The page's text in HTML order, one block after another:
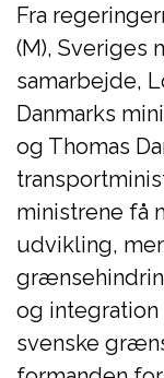
Fra
(M), Sveriges
samarbejde,
Danmarks
og Thomas
ministrene få
udvikling,
og
svenske